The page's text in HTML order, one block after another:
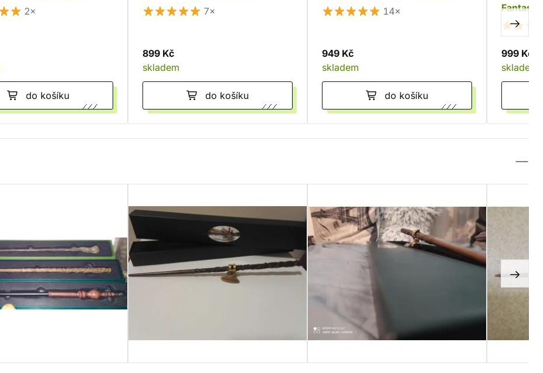
2×
do košíku
7×
899 Kč
skladem
do košíku
14×
949 Kč
skladem
do košíku
999 Kč
skladem